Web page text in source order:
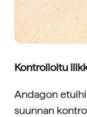
Kontrolloitu
Andagon
suunnan